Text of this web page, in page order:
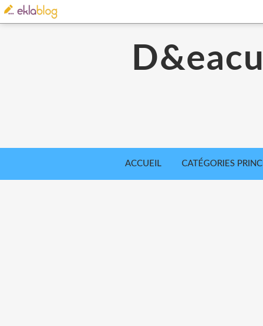
ACCUEIL CATÉGORIES